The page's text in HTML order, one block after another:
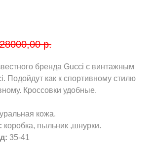
28000,00 р.
бренда Gucci с винтажным
Подойдут как к спортивному стилю
Кроссовки удобные.
кожа.
коробка, пыльник ,шнурки.
35-41